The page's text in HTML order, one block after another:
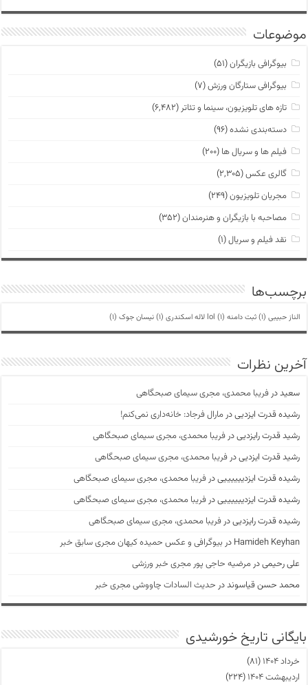
موضوعات
بیوگرافی بازیگران(۵۱)
بیوگرافی ستارگان ورزش(۷)
تازه های تلویزیون، سینما و تئاتر (۶,۴۸۲)
دسته‌بندی نشده(۹۶)
فیلم ها و سریال ها (۲۰۰)
گالری عکس(۲,۳۰۵)
مجریان تلویزیون(۲۴۹)
مصاحبه با بازیگران و هنرمندان(۳۵۲)
نقد فیلم و سریال(۱)
برچسب‌ها
الناز حبیبی (1) ثبت دامنه lol (1) لاله اسکندری (1) نیسان جوک (1)
آخرین نظرات
سعیددرفریبا محمدی، مجری سیمای صبحگاهی
رشیده قدرت ایزدییدرمارال فرجاد: خانه‌داری نمی‌کنم!
رشید قدرت رایزدییدرفریبا محمدی، مجری سیمای صبحگاهی
رشید قدرت ایزدییدرفریبا محمدی، مجری سیمای صبحگاهی
رشیده قدرت ایزدیییییییدرفریبا محمدی، مجری سیمای صبحگاهی
رشیده قدرت ایزدیییییییدرفریبا محمدی، مجری سیمای صبحگاهی
رشیده قدرت رایزدییدرفریبا محمدی، مجری سیمای صبحگاهی
Hamideh Keyhan در بیوگرافی و عکس حمیده کیهان مجری سابق خبر
علی رحیمیدرمرضیه حاجی پور مجری خبر ورزشی
محمد حسن قیاسونددر حدیث السادات چاووشی مجری خبر
بایگانی تاریخ خورشیدی
خرداد ۱۴۰۴
(۸۱)
اردیبهشت ۱۴۰۴
(۲۲۴)